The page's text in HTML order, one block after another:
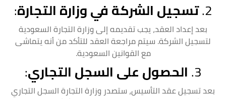
2. تسجيل الشركة في وزارة التجارة:
بعد إعداد العقد، يجب تقديمه إلى وزارة التجارة السعودية
لتسجيل الشركة. سيتم مراجعة العقد للتأكد من أنه يتماشى
مع القوانين السعودية.
3. الحصول على السجل التجاري:
بعد تسجيل عقد التأسيس، ستصدر وزارة التجارة السجل التجاري